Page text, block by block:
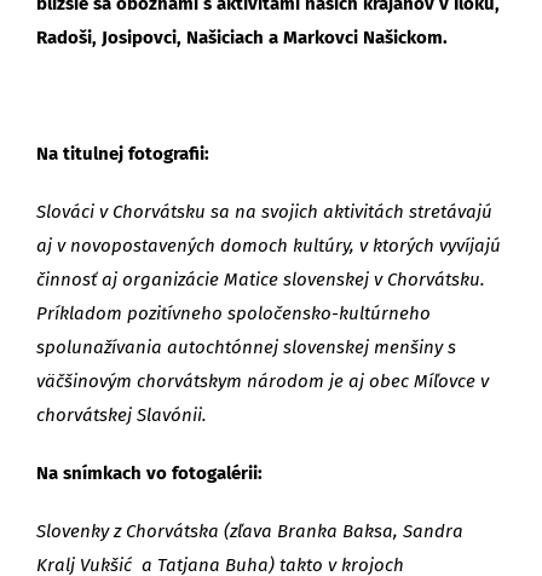
Radoši, Josipovci, Našiciach a Markovci Našickom.
Na titulnej fotografii:
Slováci v Chorvátsku sa na svojich aktivitách stretávajú
aj v novopostavených domoch kultúry, v ktorých vyvíjajú
činnosť aj organizácie Matice slovenskej v Chorvátsku.
Príkladom pozitívneho spoločensko-kultúrneho
spolunažívania autochtónnej slovenskej menšiny s
väčšinovým chorvátskym národom je aj obec Míľovce v
chorvátskej Slavónii.
Na snímkach vo fotogalérii:
Slovenky z Chorvátska (zľava Branka Baksa, Sandra
Kralj Vukšić a Tatjana Buha) takto v krojoch